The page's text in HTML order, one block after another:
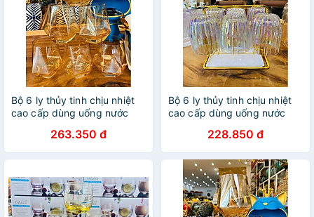
Bộ 6 ly thủy tinh chịu nhiệt
cao cấp dùng uống nước
cương vàng263.350 đ
Bộ 6 ly thủy tinh chịu nhiệt
cao cấp dùng uống nước
228.850 đ